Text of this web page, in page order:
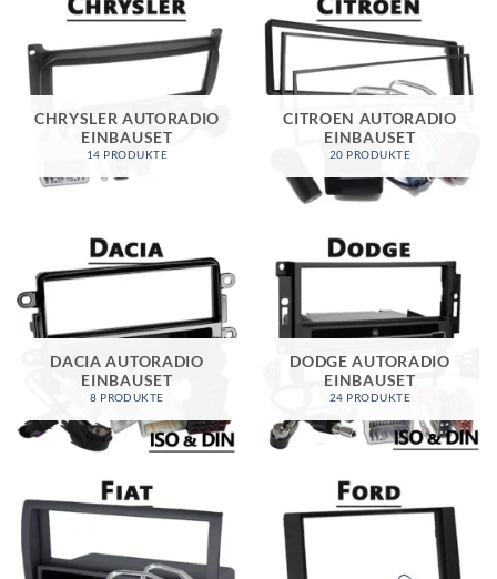
CHRYSLER AUTORADIO
EINBAUSET
14 PRODUKTE
CITROEN AUTORADIO
EINBAUSET
20 PRODUKTE
DACIA AUTORADIO
EINBAUSET
8 PRODUKTE
DODGE AUTORADIO
EINBAUSET
24 PRODUKTE